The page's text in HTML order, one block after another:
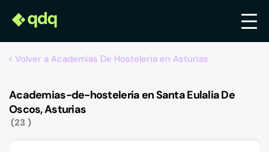
Volver a Academias De Hosteleria en Asturias
Academias-de-hosteleria en Santa Eulalia De
Oscos, Asturias
23